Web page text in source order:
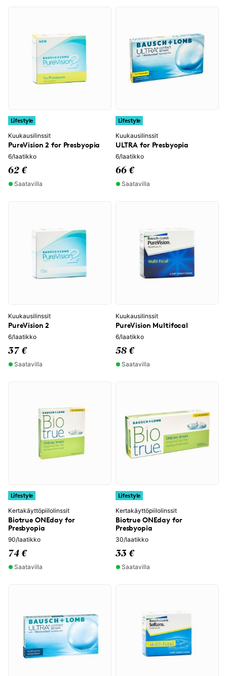
Lifestyle
Kuukausilinssit
PureVision 2 for Presbyopia
6/laatikko
62 €
Saatavilla
Lifestyle
Kuukausilinssit
ULTRA for Presbyopia
6/laatikko
66 €
Saatavilla
Kuukausilinssit
PureVision 2
6/laatikko
37 €
Saatavilla
Kuukausilinssit
PureVision Multifocal
6/laatikko
58 €
Saatavilla
Lifestyle
Kertakäyttöpiilolinssit
Biotrue ONEday for
Presbyopia
90/laatikko
74 €
Saatavilla
Lifestyle
Kertakäyttöpiilolinssit
Biotrue ONEday for
Presbyopia
30/laatikko
33 €
Saatavilla